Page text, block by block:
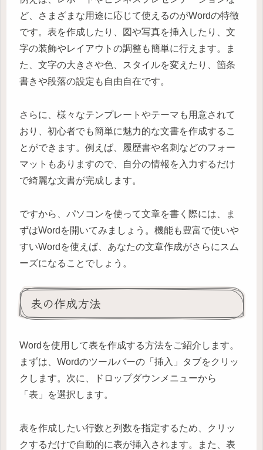
ど、さまざまな用途に応じて使えるのがWordの特徴
です。表を作成したり、図や写真を挿入したり、文
字の装飾やレイアウトの調整も簡単に行えます。ま
た、文字の大きさや色、スタイルを変えたり、箇条
書きや段落の設定も自由自在です。
さらに、様々なテンプレートやテーマも用意されて
おり、初心者でも簡単に魅力的な文書を作成するこ
とができます。例えば、履歴書や名刺などのフォー
マットもありますので、自分の情報を入力するだけ
で綺麗な文書が完成します。
ですから、パソコンを使って文章を書く際には、ま
ずはWordを開いてみましょう。機能も豊富で使いや
すいWordを使えば、あなたの文章作成がさらにスム
ーズになることでしょう。
表の作成方法
Wordを使用して表を作成する方法をご紹介します。
まずは、Wordのツールバーの「挿入」タブをクリッ
クします。次に、ドロップダウンメニューから
「表」を選択します。
表を作成したい行数と列数を指定するため、クリッ
クするだけで自動的に表が挿入されます。また、表